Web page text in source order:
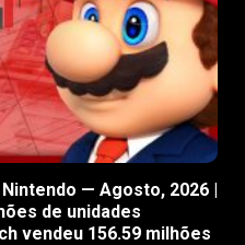
— Agosto, 2026 |
de unidades
vendeu 156.59 milhões